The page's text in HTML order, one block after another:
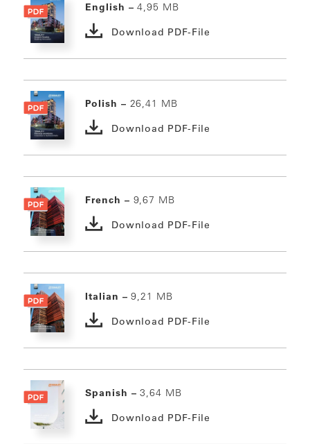
English –4,95 MB
Download PDF-File
Polish – 26,41 MB
Download PDF-File
French – 9,67 MB
Download PDF-File
Italian –9,21 MB
Download PDF-File
Spanish –3,64 MB
Download PDF-File